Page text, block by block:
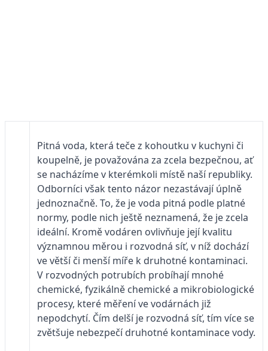
Pitná voda, která teče z kohoutku v kuchyni či
koupelně, je považována za zcela bezpečnou, ať
se nacházíme v kterémkoli místě naší republiky.
Odborníci však tento názor nezastávají úplně
jednoznačně. To, že je voda pitná podle platné
normy, podle nich ještě neznamená, že je zcela
ideální. Kromě vodáren ovlivňuje její kvalitu
významnou měrou i rozvodná síť, v níž dochází
ve větší či menší míře k druhotné kontaminaci.
V rozvodných potrubích probíhají mnohé
chemické, fyzikálně chemické a mikrobiologické
procesy, které měření ve vodárnách již
nepodchytí. Čím delší je rozvodná síť, tím více se
zvětšuje nebezpečí druhotné kontaminace vody.